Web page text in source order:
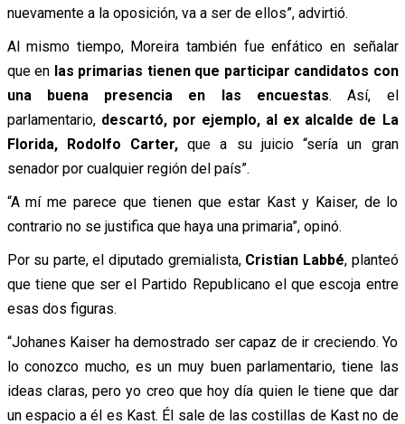
nuevamente a la oposición, va a ser de ellos”, advirtió.
Al mismo tiempo, Moreira también fue enfático en señalar
que en las primarias tienen que participar candidatos con
una buena presencia en las encuestas. Así, el
parlamentario,descartó, por ejemplo, al ex alcalde de La
Florida, Rodolfo Carter,que a su juicio “sería un gran
senador por cualquier región del país”.
“A mí me parece que tienen que estar Kast y Kaiser, de lo
contrario no se justifica que haya una primaria”, opinó.
Por su parte, el diputado gremialista, Cristian Labbé, planteó
que tiene que ser el Partido Republicano el que escoja entre
esas dos figuras.
“Johanes Kaiser ha demostrado ser capaz de ir creciendo. Yo
lo conozco mucho, es un muy buen parlamentario, tiene las
ideas claras, pero yo creo que hoy día quien le tiene que dar
un espacio a él es Kast. Él sale de las costillas de Kast no de